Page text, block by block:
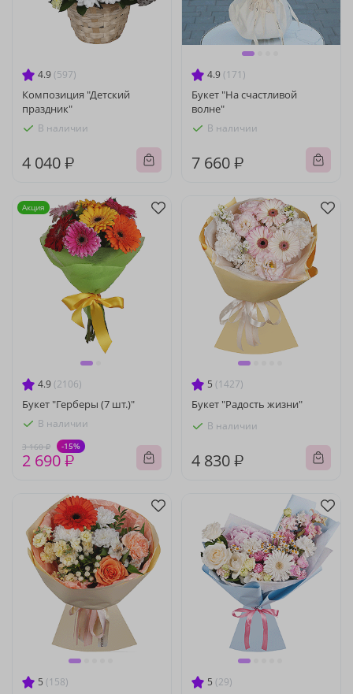
4.9 (597)
Композиция "Детский
праздник"
В наличии
4 040 ₽
4.9 (171)
Букет "На счастливой
волне"
В наличии
7 660 ₽
4.9 (2106)
Букет "Герберы (7 шт.)"
В наличии
3 160 ₽ -15%
2 690 ₽
Акция
5 (1427)
Букет "Радость жизни"
В наличии
4 830 ₽
5 (158) 5 (29)